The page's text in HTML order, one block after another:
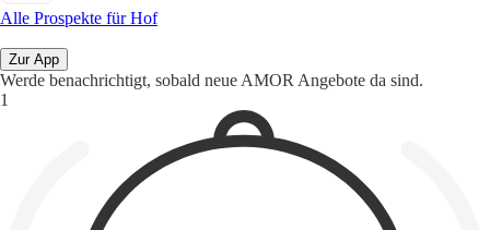
Alle Prospekte für Hof
Zur App
Werde benachrichtigt, sobald neue AMOR Angebote da sind.